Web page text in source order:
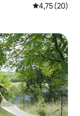
Średnia
4,75 (20)